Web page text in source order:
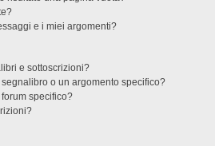
e i miei argomenti?
e sottoscrizioni?
o un argomento specifico?
specifico?